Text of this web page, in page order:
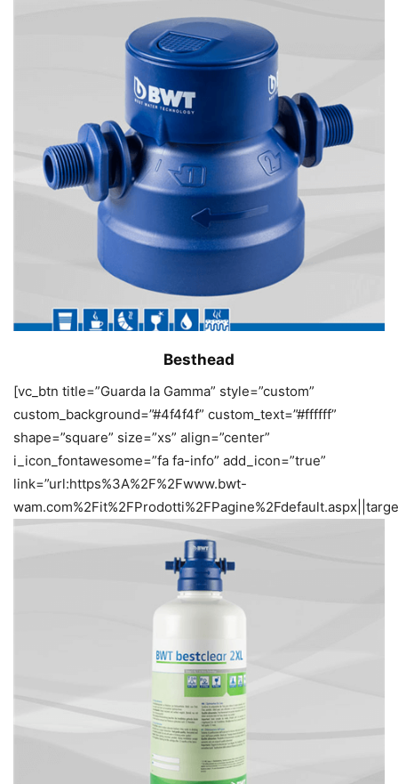
Besthead
[vc_btn title=”Guarda la Gamma” style=”custom”
custom_background=”#4f4f4f” custom_text=”#ffffff”
shape=”square” size=”xs” align=”center”
i_icon_fontawesome=”fa fa-info” add_icon=”true”
link=”url:https%3A%2F%2Fwww.bwt-